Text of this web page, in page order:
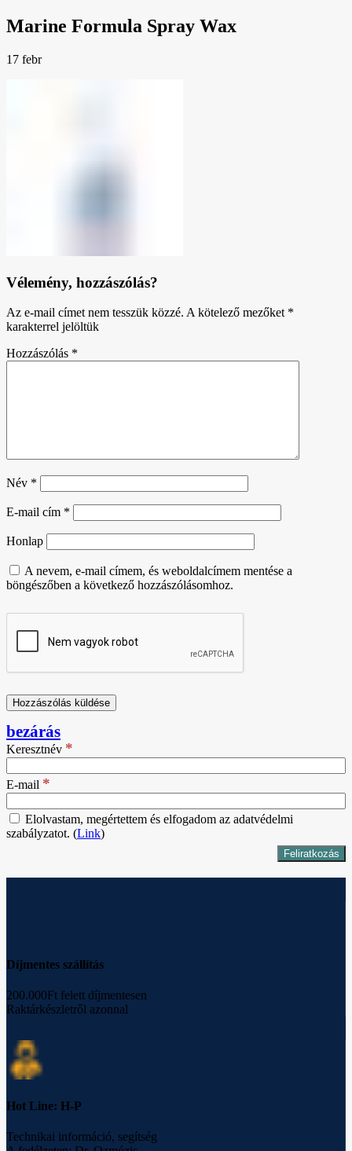
Marine Formula Spray Wax
17 febr
Vélemény, hozzászólás?
Az e-mail címet nem tesszük közzé. A kötelező mezőket *
karakterrel jelöltük
Hozzászólás *
Név *
E-mail cím *
Honlap
A nevem, e-mail címem, és weboldalcímem mentése a
böngészőben a következő hozzászólásomhoz.
bezárás
Keresztnév *
E-mail *
Elolvastam, megértettem és elfogadom az adatvédelmi
szabályzatot. (Link)
Díjmentes szállítás
200.000Ft felett díjmentesen
Raktárkészletről azonnal
Hot Line: H-P
Technikai információ, segítség